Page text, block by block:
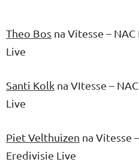
Theo Bos na Vitesse –
Live
Santi Kolk na VItesse –
Live
Piet Velthuizen na Vitesse
Eredivisie Live